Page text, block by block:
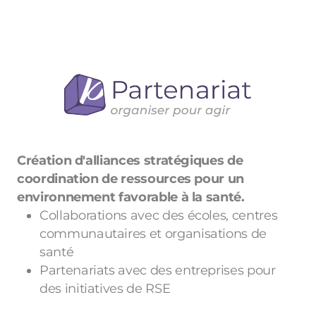
Création d'alliances stratégiques de
coordination de ressources pour un
environnement favorable à la santé.
Collaborations avec des écoles, centres
communautaires et organisations de
santé
Partenariats avec des entreprises pour
des initiatives de RSE